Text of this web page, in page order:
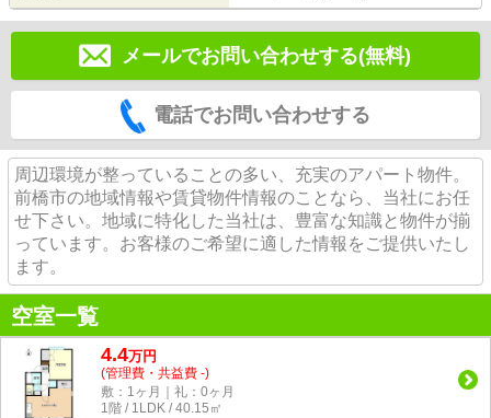
メールでお問い合わせする(無料)
電話でお問い合わせする
周辺環境が整っていることの多い、充実のアパート物件。
前橋市の地域情報や賃貸物件情報のことなら、当社にお任
せ下さい。地域に特化した当社は、豊富な知識と物件が揃
っています。お客様のご希望に適した情報をご提供いたし
ます。
空室一覧
4.4万円
(管理費・共益費 -)
敷：1ヶ月｜礼：0ヶ月
1階 / 1LDK / 40.15㎡